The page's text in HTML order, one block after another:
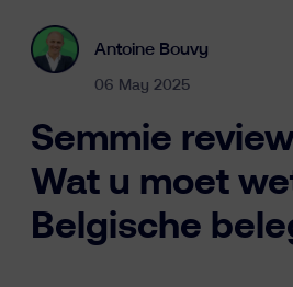
Particulieren
Business
Vermogensbeheer
Antoine Bouvy
06 May 2025
Semmie
Wat u moet
Belgische